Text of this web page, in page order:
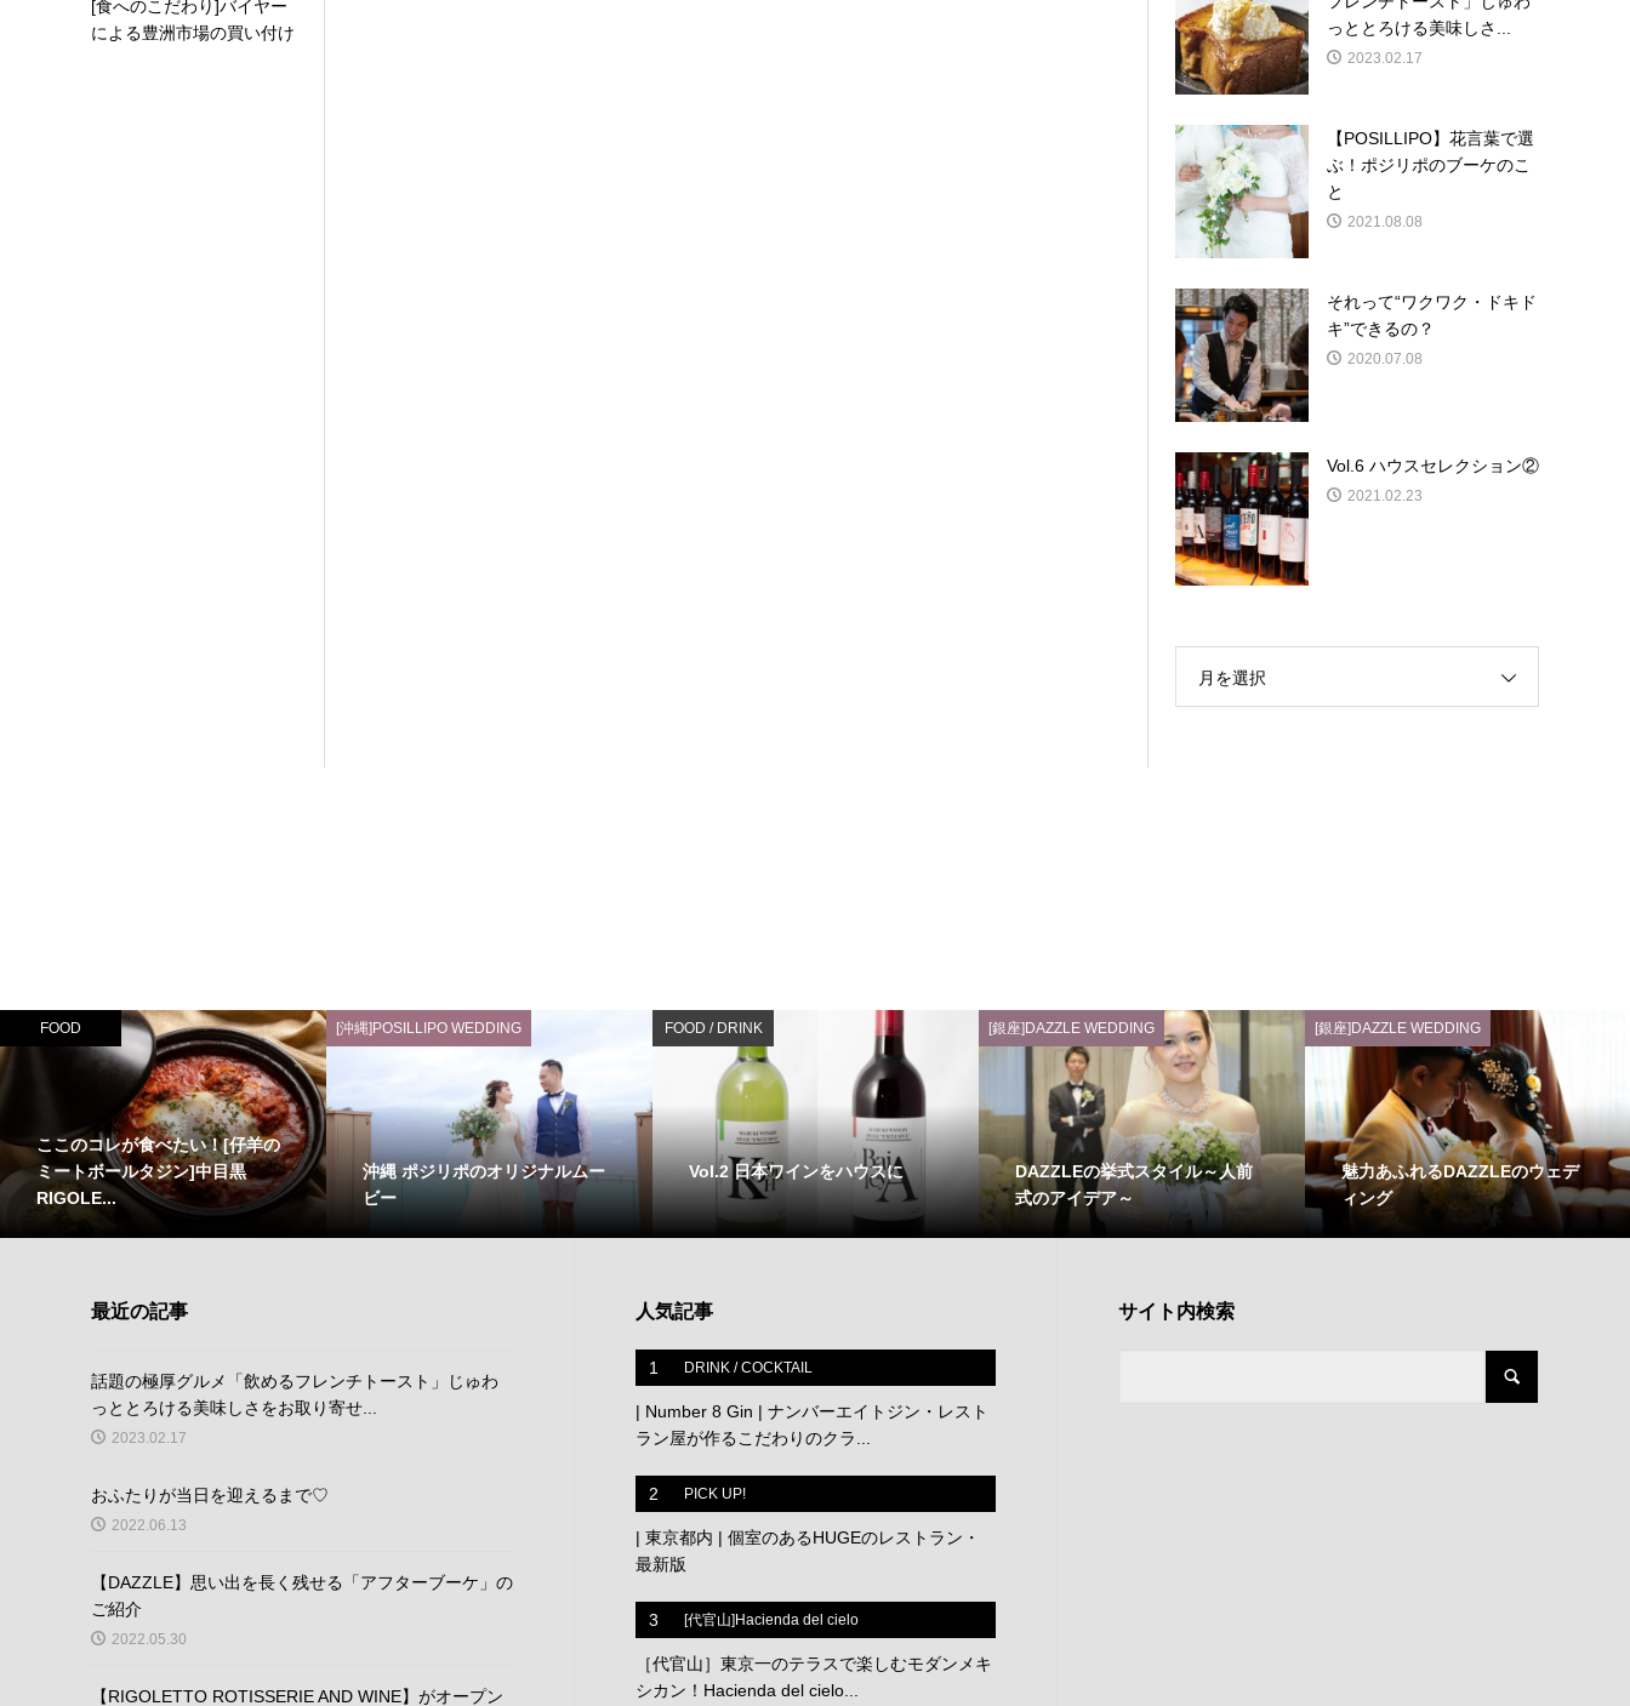
[食へのこだわり]バイヤー
による豊洲市場の買い付け
っととろける美味しさ...
2023.02.17
【POSILLIPO】花言葉で選
ぶ！ポジリポのブーケのこ
と
2021.08.08
それって“ワクワク・ドキド
キ”できるの？
2020.07.08
Vol.6 ハウスセレクション②
2021.02.23
月を選択
FOOD
ここのコレが食べたい！[仔羊の
ミートボールタジン]中目黒
RIGOLE...
[沖縄]POSILLIPO WEDDING
沖縄 ポジリポのオリジナルムー
ビー
FOOD / DRINK
Vol.2 日本ワインをハウスに
[銀座]DAZZLE WEDDING
DAZZLEの挙式スタイル～人前
式のアイデア～
[銀座]DAZZLE WEDDING
魅力あふれるDAZZLEのウェデ
ィング
最近の記事
話題の極厚グルメ「飲めるフレンチトースト」じゅわ
っととろける美味しさをお取り寄せ...
2023.02.17
おふたりが当日を迎えるまで♡
2022.06.13
【DAZZLE】思い出を長く残せる「アフターブーケ」の
ご紹介
2022.05.30
【RIGOLETTO ROTISSERIE AND WINE】がオープン
人気記事
1 DRINK / COCKTAIL
| Number 8 Gin | ナンバーエイトジン・レスト
ラン屋が作るこだわりのクラ...
2 PICK UP!
| 東京都内 | 個室のあるHUGEのレストラン・
最新版
3 [代官山]Hacienda del cielo
［代官山］東京一のテラスで楽しむモダンメキ
シカン！Hacienda del cielo...
サイト内検索